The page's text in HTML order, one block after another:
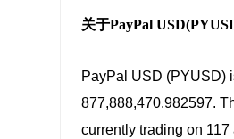
关于PayPal
PayPal USD (PYUSD)
877,888,470.982597.
currently trading on